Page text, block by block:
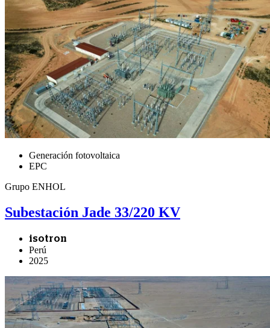
Generación fotovoltaica
EPC
Grupo ENHOL
Subestación Jade 33/220 KV
isotron
Perú
2025